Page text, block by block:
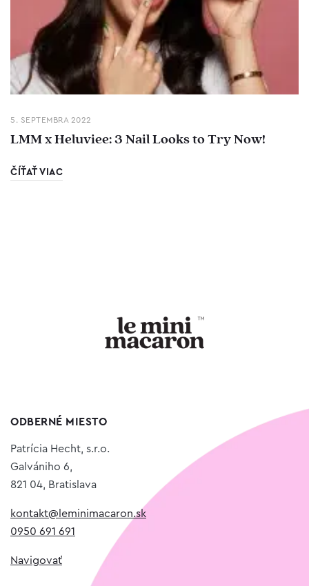
5. SEPTEMBRA 2022
LMM x Heluviee: 3 Nail Looks to Try Now!
ČÍŤAŤ VIAC
ODBERNÉ MIESTO
Patrícia Hecht, s.r.o.
Galvániho 6,
821 04, Bratislava
kontakt@leminimacaron.sk
0950 691 691
Navigovať